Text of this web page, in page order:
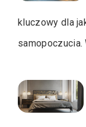
kluczowy dla